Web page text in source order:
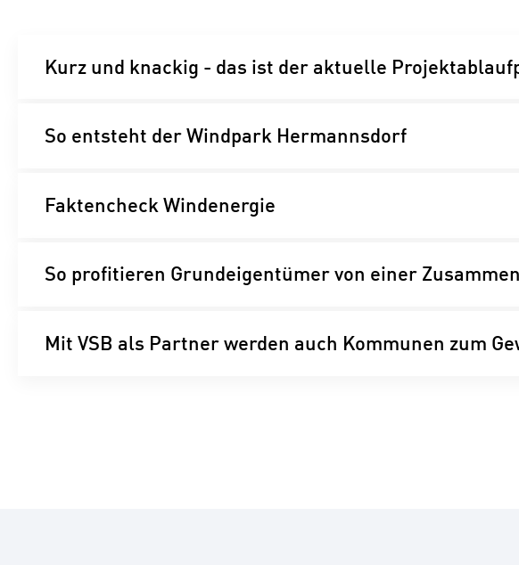
Kurz und knackig - das ist der aktuelle
So entsteht der Windpark Hermannsdorf
Faktencheck Windenergie
So profitieren Grundeigentümer von einer
Mit VSB als Partner werden auch Kommunen zum